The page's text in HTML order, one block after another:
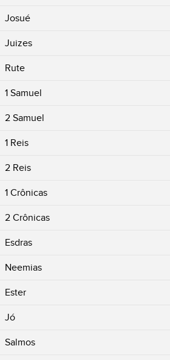
Josué
Juizes
Rute
1 Samuel
2 Samuel
1 Reis
2 Reis
1 Crônicas
2 Crônicas
Esdras
Neemias
Ester
Jó
Salmos